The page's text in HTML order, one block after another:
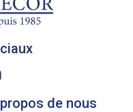
de nous